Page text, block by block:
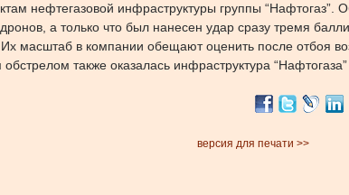
нефтегазовой инфраструктуры группы “Нафтогаз”.
а только что был нанесен удар сразу тремя
масштаб в компании обещают оценить после отбоя
также оказалась инфраструктура “Нафтогаза”
версия для печати >>